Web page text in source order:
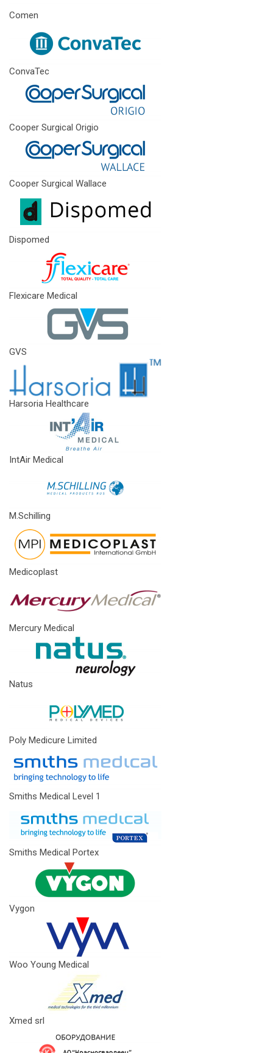
Comen
ConvaTec
Cooper Surgical Origio
Cooper Surgical Wallace
Dispomed
Flexicare Medical
GVS
Harsoria Healthcare
IntAir Medical
M.Schilling
Medicoplast
Mercury Medical
Natus
Poly Medicure Limited
Smiths Medical Level 1
Smiths Medical Portex
Vygon
Woo Young Medical
Xmed srl